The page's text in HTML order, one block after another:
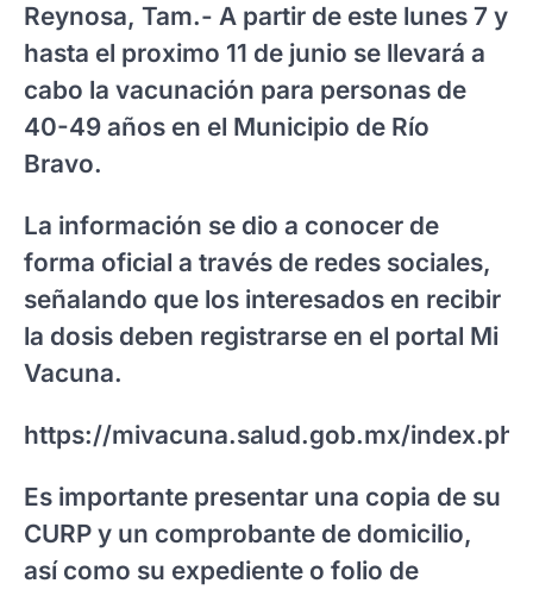
Reynosa, Tam.- A partir de este lunes 7 y
hasta el proximo 11 de junio se llevará a
cabo la vacunación para personas de
40-49 años en el Municipio de Río
Bravo.
La información se dio a conocer de
forma oficial a través de redes sociales,
señalando que los interesados en recibir
la dosis deben registrarse en el portal Mi
Vacuna.
https://mivacuna.salud.gob.mx/index.php
Es importante presentar una copia de su
CURP y un comprobante de domicilio,
así como su expediente o folio de